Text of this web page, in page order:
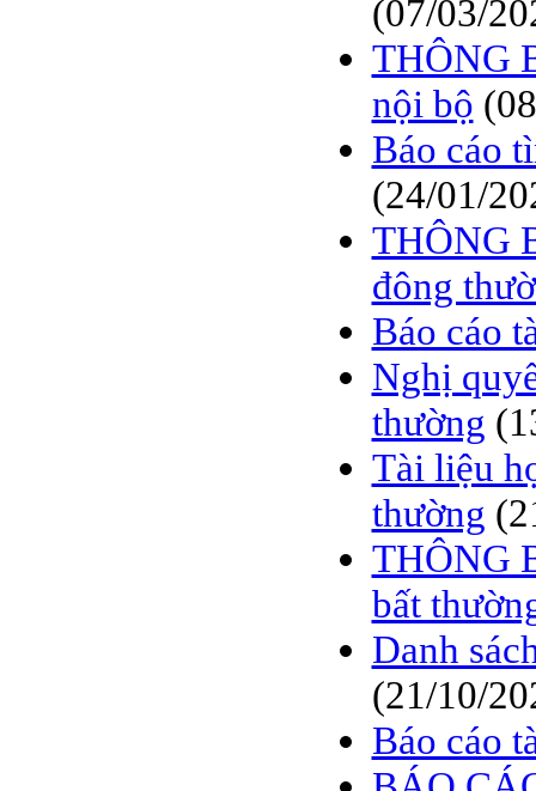
(07/03/
THÔNG
nội bộ
Báo cáo
(24/01/
THÔNG
đông
Báo cáo
Nghị
thường
Tài liệu
thường
THÔNG
bất
Danh
(21/10/
Báo cáo